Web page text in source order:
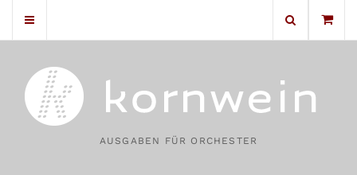
AUSGABEN FÜR ORCHESTER